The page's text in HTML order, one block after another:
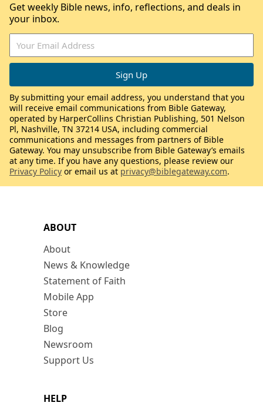
ABOUT
About
News & Knowledge
Statement of Faith
Mobile App
Store
Blog
Newsroom
Support Us
HELP
Get weekly Bible news, info, reflections, and deals in
your inbox.
By submitting your email address, you understand that you
will receive email communications from Bible Gateway,
operated by HarperCollins Christian Publishing, 501 Nelson
Pl, Nashville, TN 37214 USA, including commercial
communications and messages from partners of Bible
Gateway. You may unsubscribe from Bible Gateway’s emails
at any time. If you have any questions, please review our
Privacy Policy or email us at privacy@biblegateway.com.